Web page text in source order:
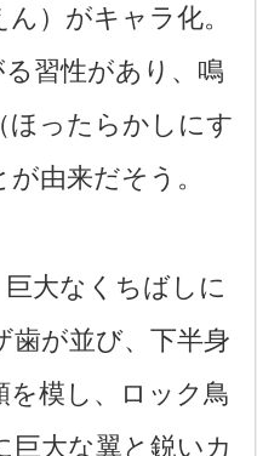
）がキャラ化。
習性があり、鳴
ほったらかしにす
由来だそう。
大なくちばしに
歯が並び、下半身
模し、ロック鳥
大な翼と鋭いカ